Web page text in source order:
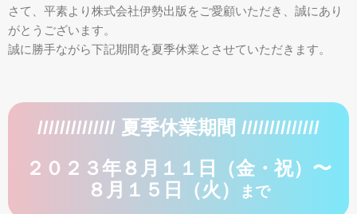
さて、平素より株式会社伊勢出版をご愛顧いただき、誠にあり
がとうございます。
誠に勝手ながら下記期間を夏季休業とさせていただきます。
////////////// 夏季休業期間 //////////////
２０２３年８月１１日（金・祝）〜
８月１５日（火）
まで